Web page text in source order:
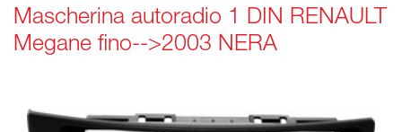
Mascherina autoradio 1 DIN RENAULT
Megane fino-->2003 NERA